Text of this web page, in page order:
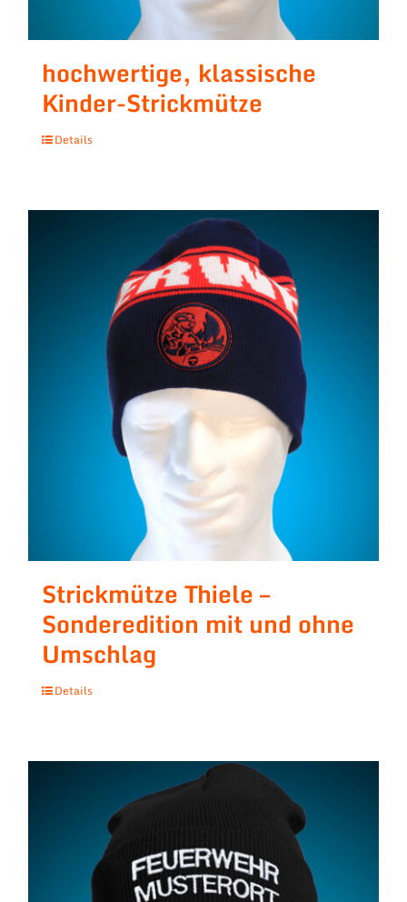
hochwertige, klassische
Kinder-Strickmütze
Details
Strickmütze Thiele –
Sonderedition mit und ohne
Umschlag
Details